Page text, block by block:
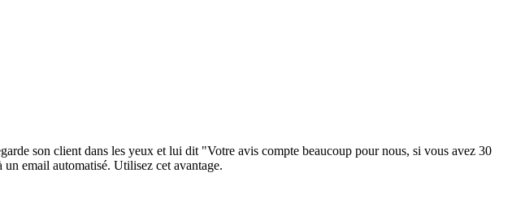
son client dans les yeux et lui dit "Votre avis compte beaucoup pour nous, si vous avez 30
un email automatisé. Utilisez cet avantage.